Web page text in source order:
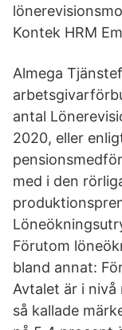
Kontek HRM
Almega
antal
2020, eller
med i den
Förutom
bland annat:
Avtalet är i
så kallade